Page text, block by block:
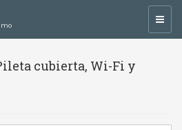
cubierta, Wi-Fi y